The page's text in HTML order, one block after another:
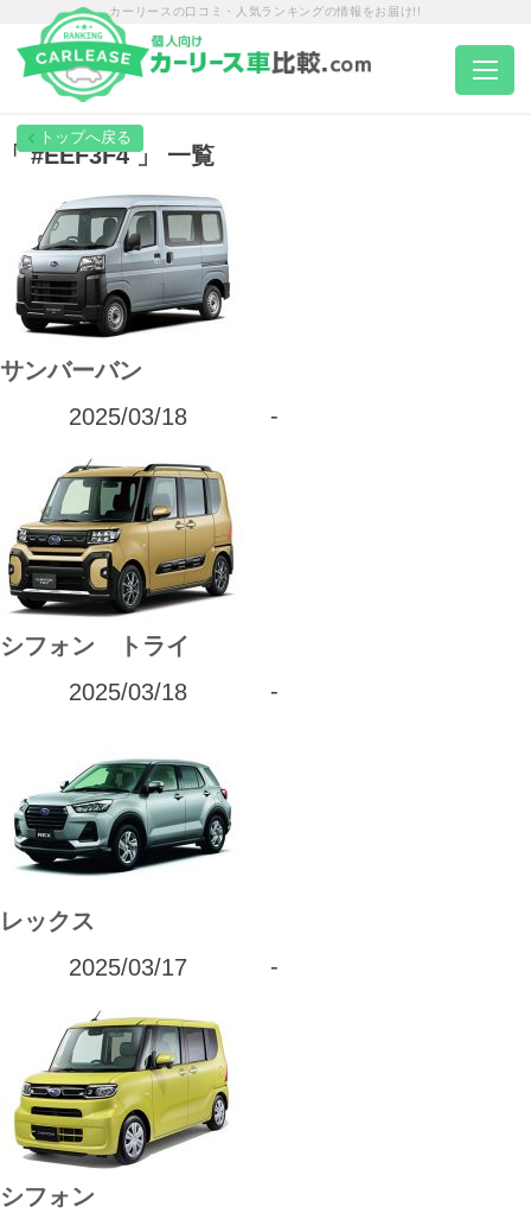
カーリースの口コミ・人気ランキングの情報をお届け!!
トップページ
カーリース一覧
エリア別ランキング
エリア別店舗一覧
車種から選ぶ
カーリース体験談
お役立ち記事
「 #EEF3F4 」 一覧
サンバーバン
2025/03/18
-
シフォン トライ
2025/03/18
-
レックス
2025/03/17
-
シフォン